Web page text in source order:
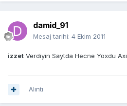
damid_91
Mesaj tarihi: 4 Ekim 2011
izzet Verdiyin Saytda Hecne Yoxdu Axi
Alıntı